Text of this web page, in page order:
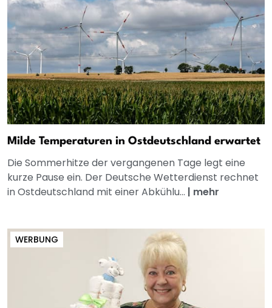
Milde Temperaturen in Ostdeutschland erwartet
Die Sommerhitze der vergangenen Tage legt eine
kurze Pause ein. Der Deutsche Wetterdienst rechnet
in Ostdeutschland mit einer Abkühlu... | mehr
WERBUNG